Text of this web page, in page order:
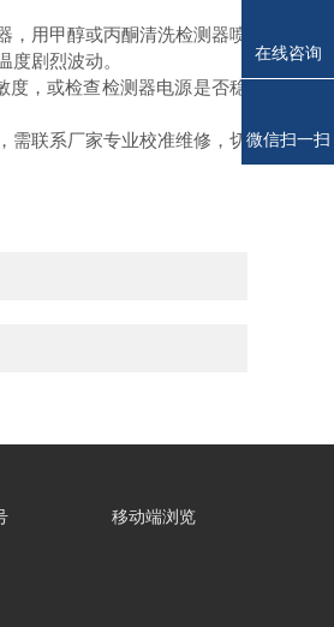
，用甲醇或丙酮清洗检测器喷
剧烈波动。
，或检查检测器电源是否稳
需联系厂家专业校准维修，切
移动端浏览
在线咨询
电话
电话
微信扫一扫